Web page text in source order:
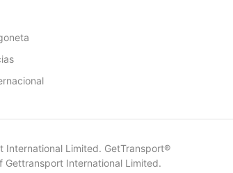
International Limited. GetTransport®
Gettransport International Limited.